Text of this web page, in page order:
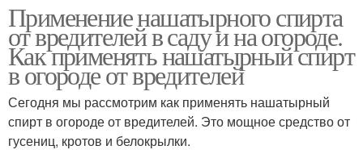
Нашатырные спирты
деревьев
Удобрение для
растений
Спирт для сада
Применение нашатырного спирта
от вредителей в саду и на огороде.
Как применять нашатырный спирт
в огороде от вредителей
Сегодня мы рассмотрим как применять нашатырный
спирт в огороде от вредителей. Это мощное средство от
гусениц, кротов и белокрылки.